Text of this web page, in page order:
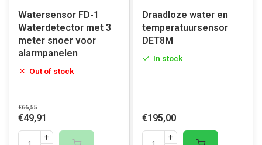
Watersensor FD-1
Waterdetector met 3
meter snoer voor
alarmpanelen
Out of stock
€66,55
€49,91
Draadloze water en
temperatuursensor
DET8M
In stock
€195,00